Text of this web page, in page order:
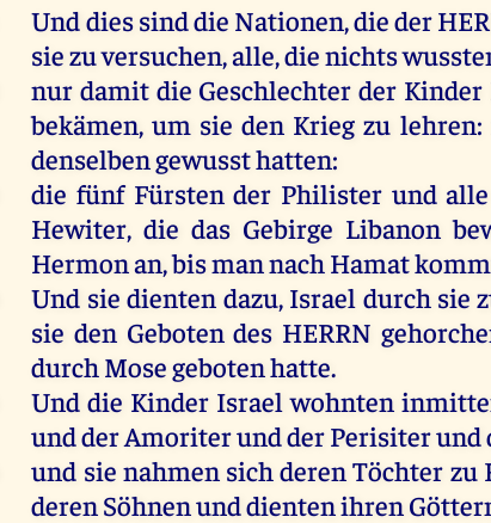
Und diessinddie Nationen,dieder
siezu versuchen,alle,dienichts
nur damit die Geschlechter der Kinder
bekämen,um sie den Krieg zu lehren:
denselbengewussthatten:
die fünf Fürsten der Philister und alle
Hewiter,die das Gebirge Libanon
Hermonan,bismannach Hamat
Und sie dienten dazu, Israel durch sie
sie den Geboten des HERRN
durch Mosegebotenhatte.
Und die Kinder Israel wohnten
undderAmoriterundderPerisiterund
und sie nahmen sich deren Töchter zu
deren Söhnenunddientenihren